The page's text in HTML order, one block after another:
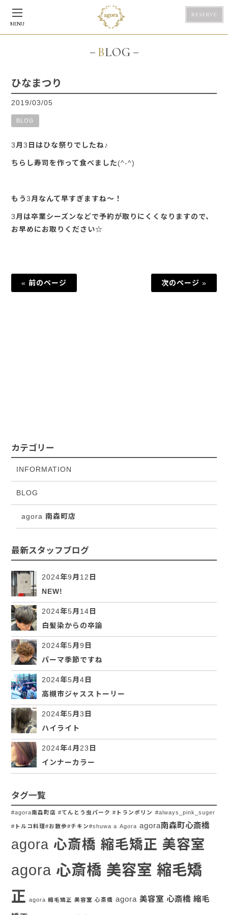
MENU
RESERVE
BLOG
ひなまつり
2019/03/05
BLOG
3月3日はひな祭りでしたね♪
ちらし寿司を作って食べました(^-^)
もう3月なんて早すぎますね～！
3月は卒業シーズンなどで予約が取りにくくなりますので、
お早めにお取りください☆
« 前のページ 次のページ »
カテゴリー
INFORMATION
BLOG
agora 南森町店
最新スタッフブログ
2024年9月12日
NEW!
2024年5月14日
白髪染からの卒論
2024年5月9日
パーマ季節ですね
2024年5月4日
高槻市ジャスストーリー
2024年5月3日
ハイライト
2024年4月23日
インナーカラー
タグ一覧
#agora南森町店 #てんとう虫パーク #トランポリン #always_pink_suger
#トルコ料理#お散歩#チキン#shuwa a Agora agora南森町心斎橋
agora 心斎橋 縮毛矯正 美容室
agora 心斎橋 美容室 縮毛矯
正 agora 縮毛矯正 美容室 心斎橋 agora 美容室 心斎橋 縮毛